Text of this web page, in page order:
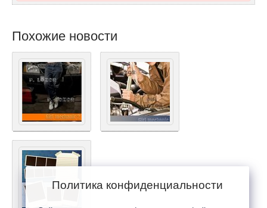
Похожие новости
Политика конфиденциальности